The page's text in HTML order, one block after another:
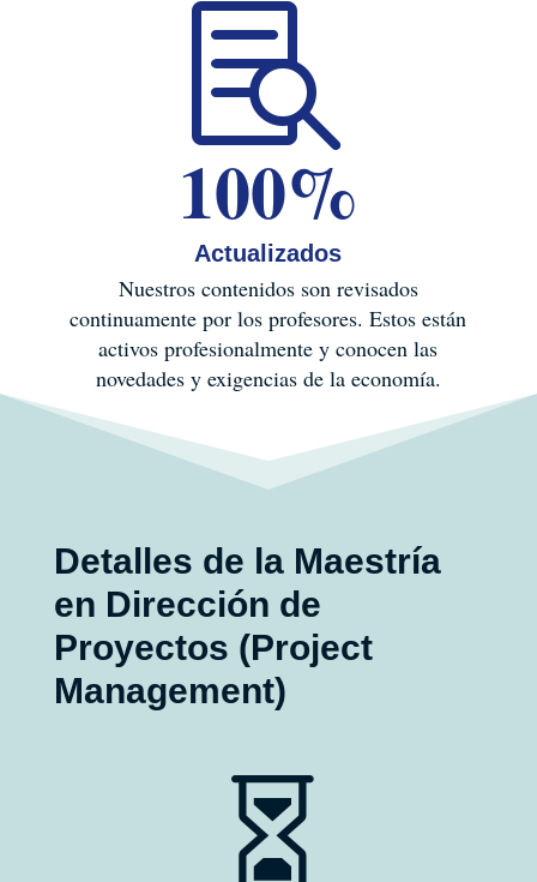

100%
Actualizados
Nuestros contenidos son revisados
continuamente por los profesores. Estos están
activos profesionalmente y conocen las
novedades y exigencias de la economía.
Detalles de la Maestría
en Dirección de
Proyectos (Project
Management)
